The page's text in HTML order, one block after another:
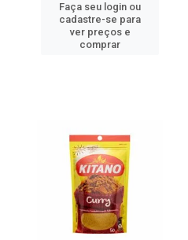
Faça seu login ou
cadastre-se para
ver preços e
comprar